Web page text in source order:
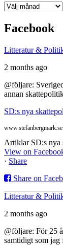
Arkiv
Facebook
Litteratur &
2 months ago
@följare:
annan
SD:s nya
www.stefanbergmark.se
Artiklar SD:s nya
View on
· Share
Share on
Litteratur &
2 months ago
@följare: För 25
samtidigt som jag